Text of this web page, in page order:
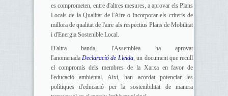
es comprometen, entre d'altres mesures, a aprovar els Plans
Locals de la Qualitat de l'Aire o incorporar els criteris de
millora de qualitat de l'aire als respectius Plans de Mobilitat
i d'Energia Sostenible Local.
D'altra banda, l'Assemblea ha aprovat
l'anomenadaDeclaració de Lleida, un document que recull
el compromís dels membres de la Xarxa en favor de
l'educació ambiental. Així, han acordat potenciar les
polítiques d'educació per la sostenibilitat de manera